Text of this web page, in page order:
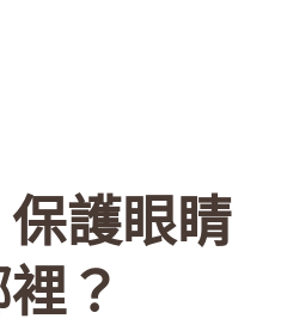
護眼睛
？